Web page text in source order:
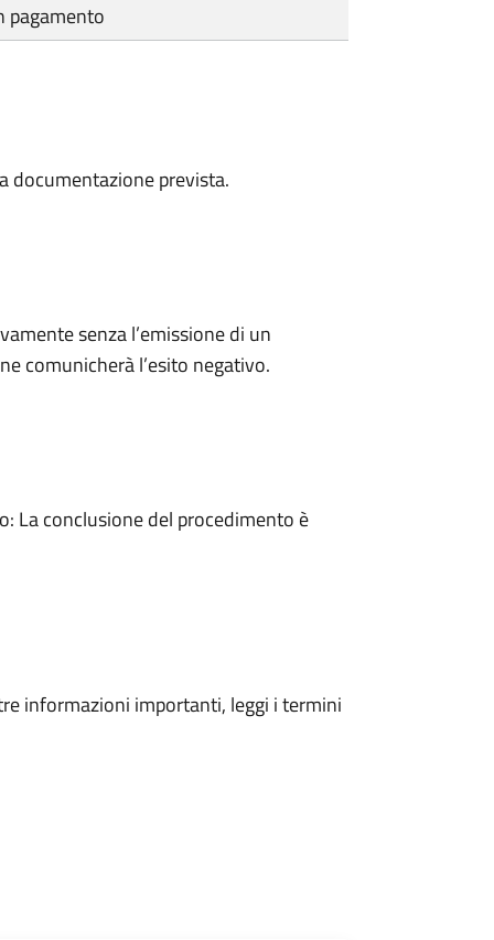
pagamento
documentazione prevista.
senza l’emissione di un
comunicherà l’esito negativo.
La conclusione del procedimento è
informazioni importanti, leggi i termini